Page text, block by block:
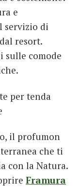
e
servizio di
resort.
comode
per tenda
il profumon
che ti
con la Natura.
Framura